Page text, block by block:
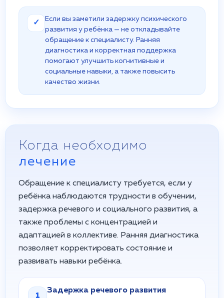
✓
Если вы заметили задержку психического
развития у ребёнка — не откладывайте
обращение к специалисту. Ранняя
диагностика и корректная поддержка
помогают улучшить когнитивные и
социальные навыки, а также повысить
качество жизни.
Когда необходимо
лечение
Обращение к специалисту требуется, если у
ребёнка наблюдаются трудности в обучении,
задержка речевого и социального развития, а
также проблемы с концентрацией и
адаптацией в коллективе. Ранняя диагностика
позволяет корректировать состояние и
развивать навыки ребёнка.
1
Задержка речевого развития